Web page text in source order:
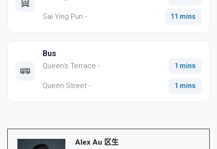
Sai Ying Pun - 11 mins
Bus
Queen's Terrace - 1 mins
Queen Street - 1 mins
Alex Au 区生